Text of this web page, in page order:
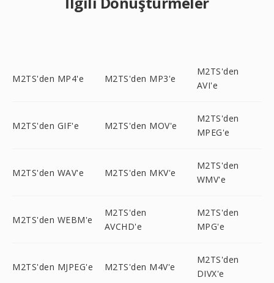
M2TS'den MP4'e M2TS'den MP3'e
M2TS'den
AVI'e
M2TS'den GIF'e M2TS'den MOV'e
M2TS'den
MPEG'e
M2TS'den WAV'e M2TS'den MKV'e
M2TS'den
WMV'e
M2TS'den WEBM'e
M2TS'den
AVCHD'e
M2TS'den
MPG'e
M2TS'den MJPEG'e M2TS'den M4V'e
M2TS'den
DIVX'e